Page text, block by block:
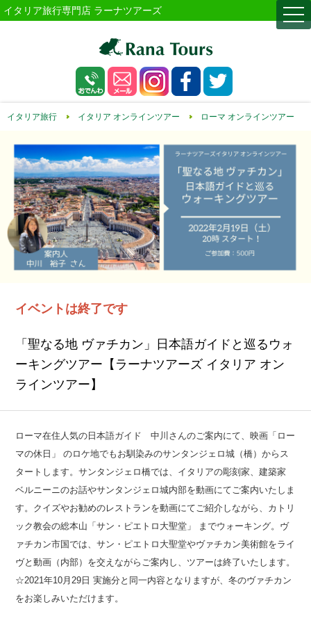
イタリア旅行専門店 ラーナツアーズ
イタリア旅行 イタリア オンラインツアー ローマ オンラインツアー
イベントは終了です
「聖なる地 ヴァチカン」日本語ガイドと巡るウォ
ーキングツアー【ラーナツアーズ イタリア オン
ラインツアー】
ローマ在住人気の日本語ガイド 中川さんのご案内にて、映画「ロー
マの休日」 のロケ地でもお馴染みのサンタンジェロ城（橋）からス
タートします。サンタンジェロ橋では、イタリアの彫刻家、建築家
ベルニーニのお話やサンタンジェロ城内部を動画にてご案内いたしま
す。クイズやお勧めのレストランを動画にてご紹介しながら、カトリ
ック教会の総本山「サン・ピエトロ大聖堂」 までウォーキング。ヴ
ァチカン市国では、サン・ピエトロ大聖堂やヴァチカン美術館をライ
ヴと動画（内部）を交えながらご案内し、ツアーは終了いたします。
☆2021年10月29日 実施分と同一内容となりますが、冬のヴァチカン
をお楽しみいただけます。